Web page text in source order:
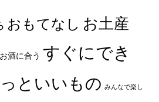
おもてなし お土産
お酒に合う すぐにでき
といいもの みんなで楽し